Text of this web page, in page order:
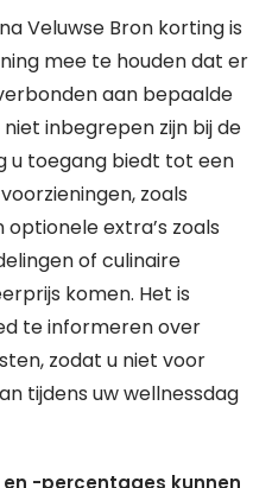
Veluwse Bron korting is
mee te houden dat er
aan bepaalde
inbegrepen zijn bij de
u toegang biedt tot een
zoals
optionele extra’s zoals
of culinaire
komen. Het is
te informeren over
zodat u niet voor
tijdens uw wellnessdag
-percentages kunnen